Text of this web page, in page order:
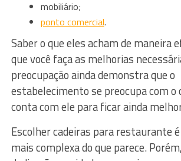
mobiliário;
ponto comercial.
Saber o que eles acham de maneira
que você faça as melhorias
preocupação ainda demonstra que o
estabelecimento se preocupa com o
conta com ele para ficar ainda
Escolher cadeiras para restaurante
mais complexa do que parece.